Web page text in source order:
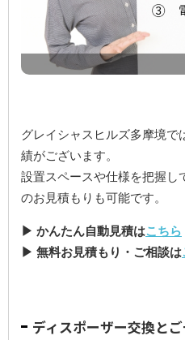
グレイシャスヒルズ多摩境で
績がございます。
設置スペースや仕様を把握し
のお見積もりも可能です。
▶ かんたん自動見積はこちら
▶ 無料お見積もり・ご相談は
ディスポーザー交換と